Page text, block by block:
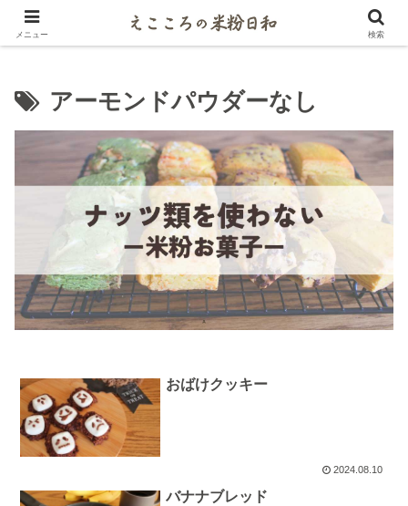
米粉マイスターがご紹介するパンとお菓子レシピ
アーモンドパウダーなし
おばけクッキー
2024.08.10
バナナブレッド
メニュー 検索